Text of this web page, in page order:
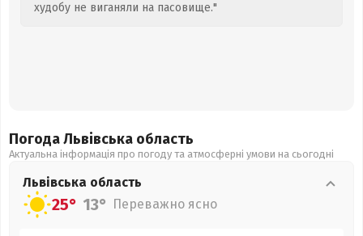
худобу не виганяли на пасовище."
Погода Львівська область
Актуальна інформація про погоду та атмосферні умови на сьогодні
Львівська область
25° 13° Переважно ясно